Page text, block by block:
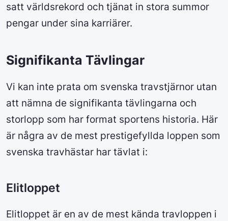
satt världsrekord och tjänat in stora summor
pengar under sina karriärer.
Signifikanta Tävlingar
Vi kan inte prata om svenska travstjärnor utan
att nämna de signifikanta tävlingarna och
storlopp som har format sportens historia. Här
är några av de mest prestigefyllda loppen som
svenska travhästar har tävlat i:
Elitloppet
Elitloppet är en av de mest kända travloppen i